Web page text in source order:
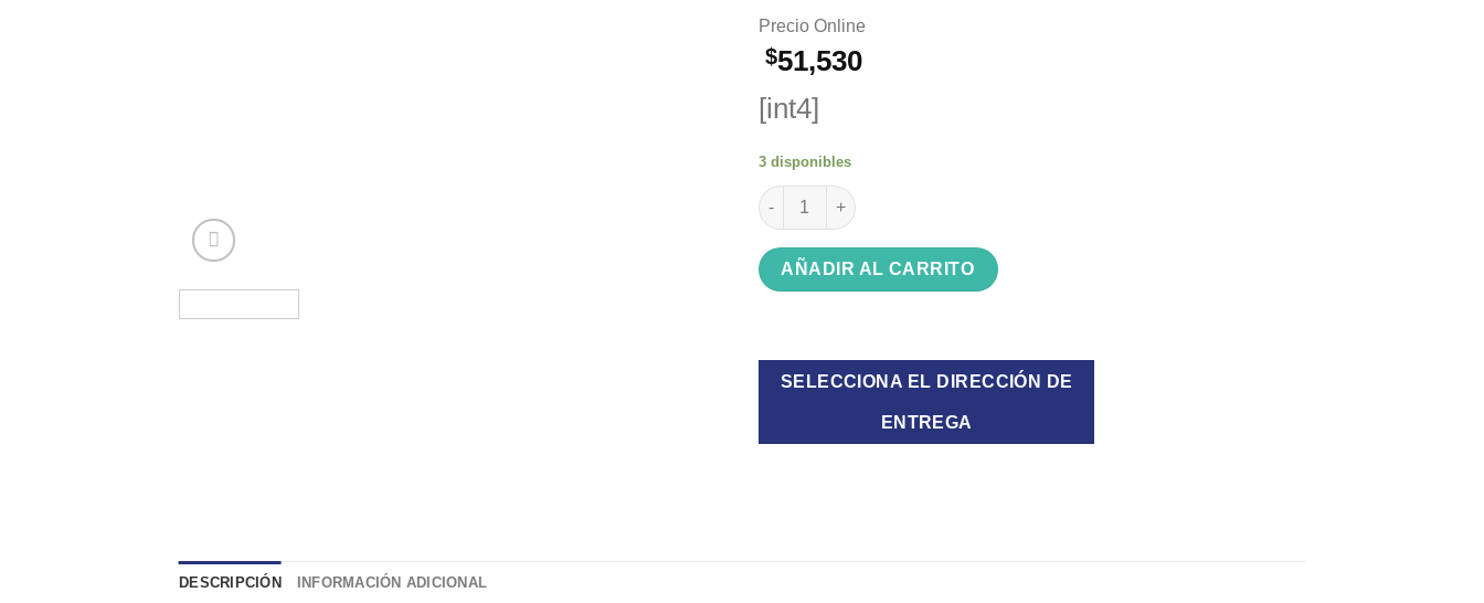
Precio Online
$51,530
[int4]
3 disponibles
Bolso deportivo Wanderlust Active 24" negro cantidad
AÑADIR AL CARRITO
SELECCIONA EL DIRECCIÓN DE
ENTREGA
DESCRIPCIÓN INFORMACIÓN ADICIONAL